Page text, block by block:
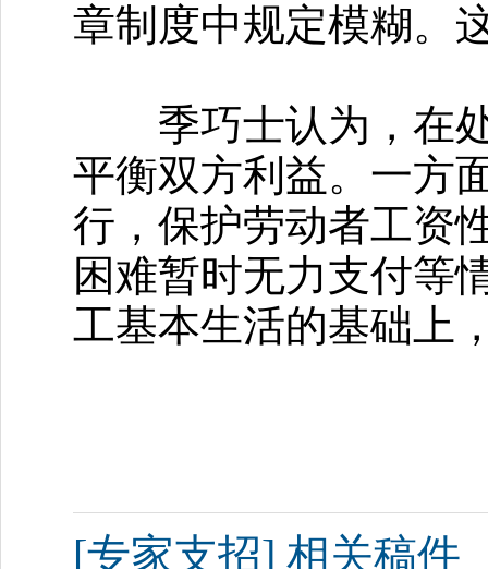
章制度中规定模糊。
季巧士认为，在处
平衡双方利益。一方
行，保护劳动者工资
困难暂时无力支付等
工基本生活的基础上
[专家支招] 相关稿件